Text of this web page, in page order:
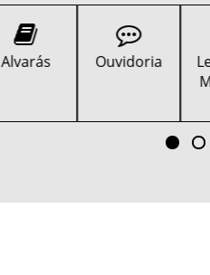
Ouvidoria
Legislação